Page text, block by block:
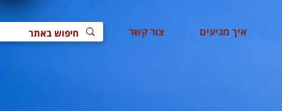
איך מגיעים צור קשר